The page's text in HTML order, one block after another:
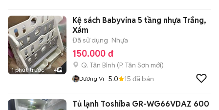
1 phút trước 4
Kệ sách Babyvina 5 tầng nhựa Trắng,
Xám
Đã sử dụng Nhựa
150.000 đ
Q. Tân Bình (P. Tân Sơn mới)
Dương Vi 5.0 15 đã bán
Tủ lạnh Toshiba GR-WG66VDAZ 600